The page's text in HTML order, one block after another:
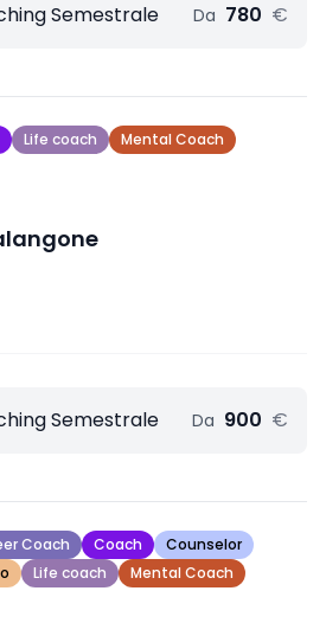
Semestrale Da 780 €
Life coach
Mental Coach
Semestrale Da 900 €
Coach Coach
Counselor
Life coach Mental Coach